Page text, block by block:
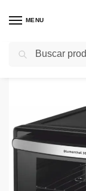
MENU
Inicio PAE / Cocina